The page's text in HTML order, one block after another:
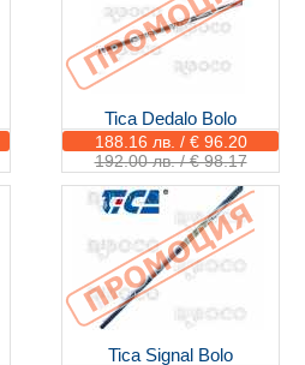
Tica Dedalo Bolo
188.16 лв. / € 96.20
192.00 лв. / € 98.17
Tica Signal Bolo